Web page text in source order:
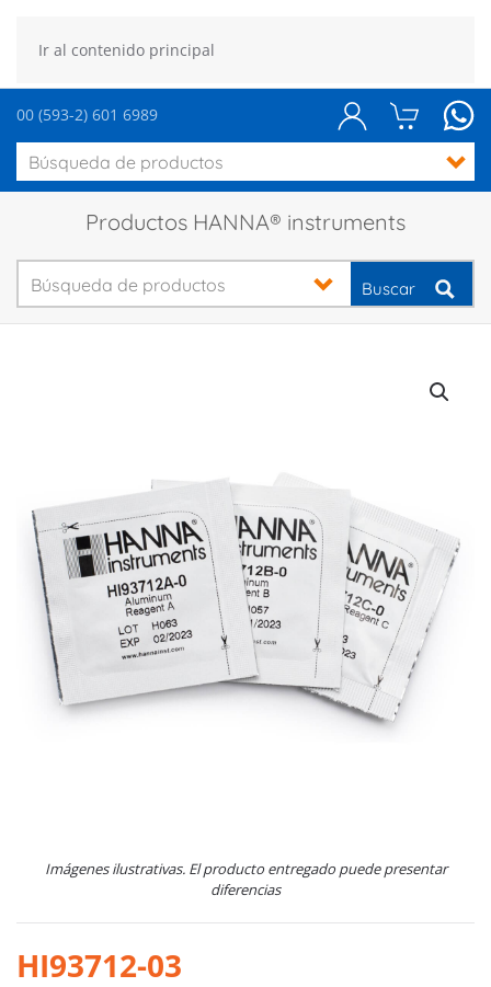
Ir al contenido principal
00 (593-2) 601 6989
Productos HANNA® instruments
Buscar
Imágenes ilustrativas. El producto entregado puede presentar
diferencias
HI93712-03